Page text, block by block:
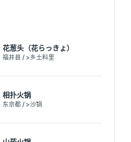
花葱头（花らっきょ）
福井县 / >乡土料里
相扑火锅
东京都 / >沙锅